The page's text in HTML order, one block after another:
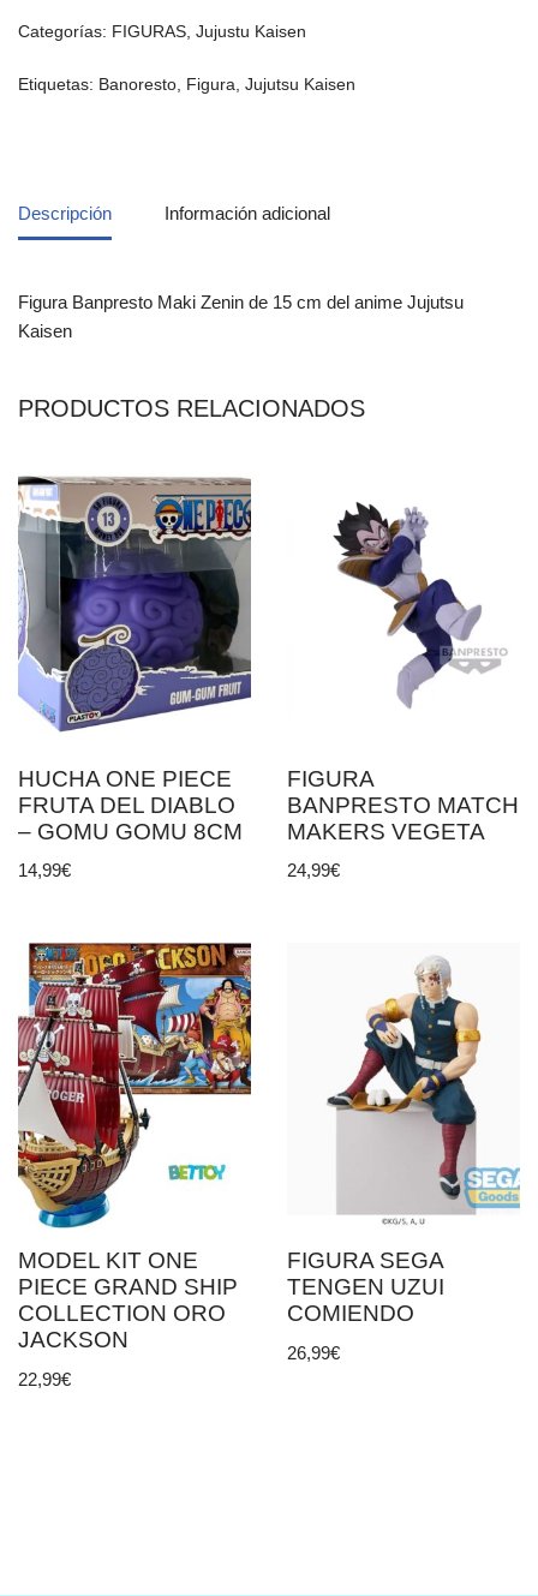
Categorías: FIGURAS, Jujustu Kaisen
Etiquetas: Banoresto, Figura, Jujutsu Kaisen
Descripción Información adicional
Figura Banpresto Maki Zenin de 15 cm del anime Jujutsu
Kaisen
PRODUCTOS RELACIONADOS
HUCHA ONE PIECE
FRUTA DEL DIABLO
– GOMU GOMU 8CM
14,99€
FIGURA
BANPRESTO MATCH
MAKERS VEGETA
24,99€
MODEL KIT ONE
PIECE GRAND SHIP
COLLECTION ORO
JACKSON
22,99€
FIGURA SEGA
TENGEN UZUI
COMIENDO
26,99€